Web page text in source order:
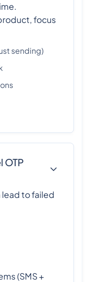
focus
sending)
OTP
lead to failed
(SMS +